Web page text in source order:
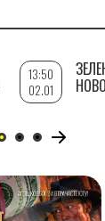
13:50
02.01